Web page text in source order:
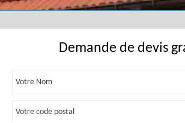
Demande de devis